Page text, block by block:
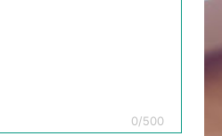
0/500